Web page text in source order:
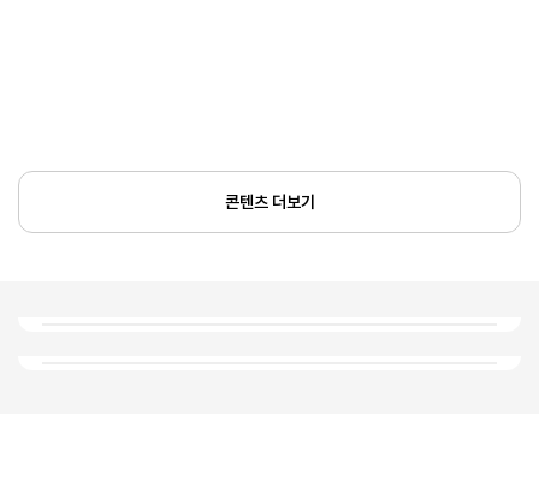
콘텐츠 더보기